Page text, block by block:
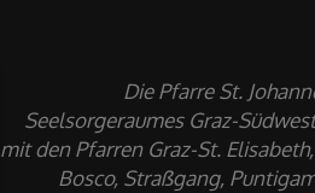
Die Pfarre St.
Seelsorgeraumes Graz-
mit den Pfarren Graz-St.
Bosco, Straßgang,